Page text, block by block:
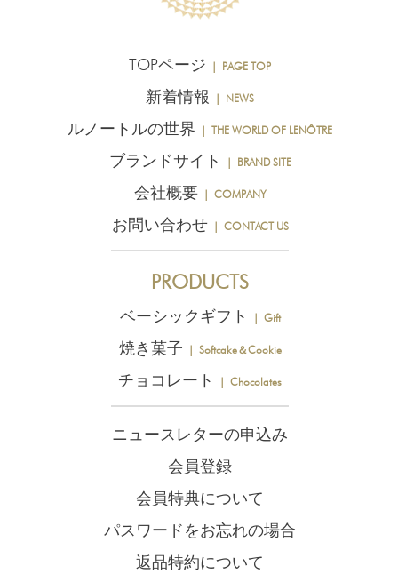
TOPページ ｜ PAGE TOP
新着情報 ｜ NEWS
ルノートルの世界 ｜ THE WORLD OF LENÔTRE
ブランドサイト ｜ BRAND SITE
会社概要｜ COMPANY
お問い合わせ｜ CONTACT US
PRODUCTS
ベーシックギフト ｜ Gift
焼き菓子 ｜ Softcake＆Cookie
チョコレート ｜ Chocolates
ニュースレターの申込み
会員登録
会員特典について
パスワードをお忘れの場合
返品特約について